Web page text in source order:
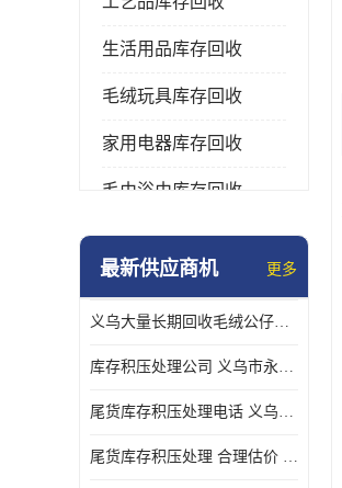
生活用品库存回收
毛绒玩具库存回收
家用电器库存回收
毛巾浴巾库存回收
水杯保温杯库存回收
五金工具库存回收
库存厨具回收
最新供应商机 更多
义乌大量长期回收毛绒公仔公司 高价回收库存积压 高价回收 欢迎电话咨询
库存积压处理公司 义乌市永峰贸易商行
尾货库存积压处理电话 义乌市永峰贸易商行
尾货库存积压处理 合理估价 量大量小均可